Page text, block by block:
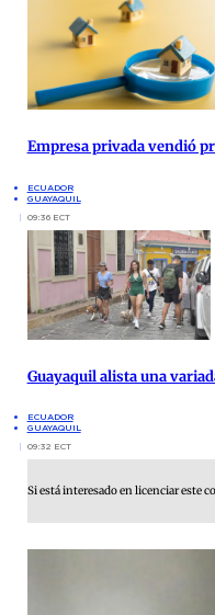
Empresa privada vendió
ECUADOR
GUAYAQUIL
09:36 ECT
Guayaquil alista una
ECUADOR
GUAYAQUIL
09:32 ECT
Si está interesado en licenciar este